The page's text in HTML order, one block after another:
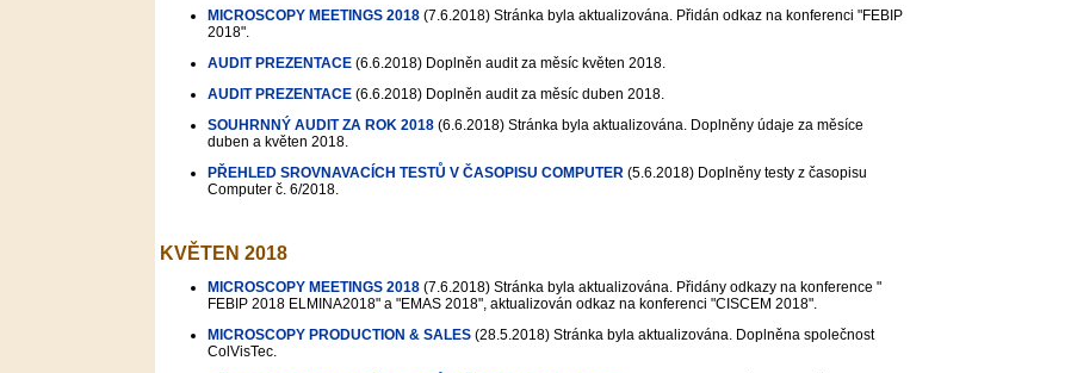
MICROSCOPY MEETINGS 2018 (7.6.2018) Stránka byla aktualizována. Přidán odkaz na konferenci "FEBIP
2018".
AUDIT PREZENTACE (6.6.2018) Doplněn audit za měsíc květen 2018.
AUDIT PREZENTACE (6.6.2018) Doplněn audit za měsíc duben 2018.
SOUHRNNÝ AUDIT ZA ROK 2018 (6.6.2018) Stránka byla aktualizována. Doplněny údaje za měsíce
duben a květen 2018.
PŘEHLED SROVNAVACÍCH TESTŮ V ČASOPISU COMPUTER (5.6.2018) Doplněny testy z časopisu
Computer č. 6/2018.
KVĚTEN 2018
MICROSCOPY MEETINGS 2018 (7.6.2018) Stránka byla aktualizována. Přidány odkazy na konference "
FEBIP 2018 ELMINA2018" a "EMAS 2018", aktualizován odkaz na konferenci "CISCEM 2018".
MICROSCOPY PRODUCTION & SALES (28.5.2018) Stránka byla aktualizována. Doplněna společnost
ColVisTec.